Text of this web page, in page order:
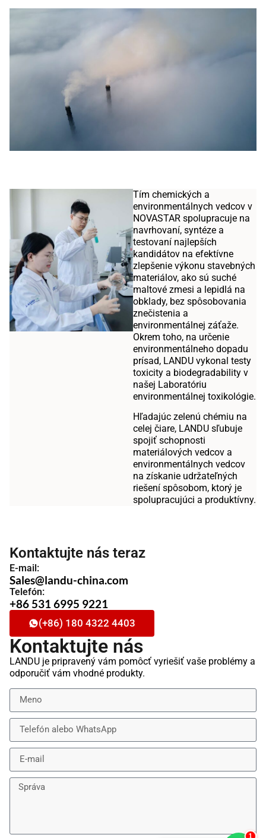
Tím chemických a
environmentálnych vedcov v
NOVASTAR spolupracuje na
navrhovaní, syntéze a
testovaní najlepších
kandidátov na efektívne
zlepšenie výkonu stavebných
materiálov, ako sú suché
maltové zmesi a lepidlá na
obklady, bez spôsobovania
znečistenia a
environmentálnej záťaže.
Okrem toho, na určenie
environmentálneho dopadu
prísad, LANDU vykonal testy
toxicity a biodegradability v
našej Laboratóriu
environmentálnej toxikológie.
Hľadajúc zelenú chémiu na
celej čiare, LANDU sľubuje
spojiť schopnosti
materiálových vedcov a
environmentálnych vedcov
na získanie udržateľných
riešení spôsobom, ktorý je
spolupracujúci a produktívny.
Kontaktujte nás teraz
E-mail:
Sales@landu-china.com
Telefón:
+86 531 6995 9221
(+86) 180 4322 4403
Kontaktujte nás
LANDU je pripravený vám pomôcť vyriešiť vaše problémy a
odporučiť vám vhodné produkty.
2